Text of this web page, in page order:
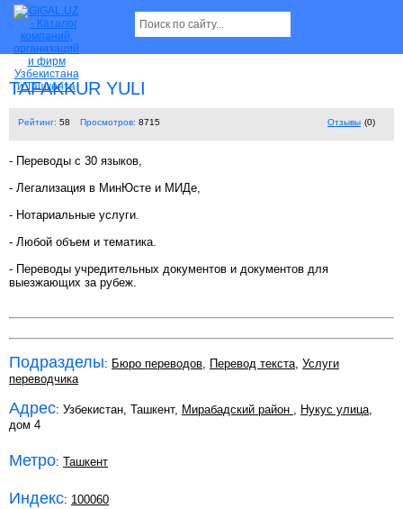
TAFAKKUR YULI
Рейтинг: 58 Просмотров: 8715 Отзывы (0)
- Переводы с 30 языков,
- Легализация в МинЮсте и МИДе,
- Нотариальные услуги.
- Любой объем и тематика.
- Переводы учредительных документов и документов для
выезжающих за рубеж.
Подразделы: Бюро переводов, Перевод текста, Услуги
переводчика
Адрес: Узбекистан, Ташкент, Мирабадский район , Нукус улица,
дом 4
Метро: Ташкент
Индекс: 100060